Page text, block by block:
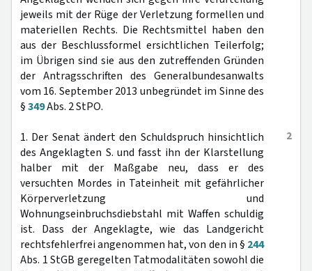
jeweils mit der Rüge der Verletzung formellen und
materiellen Rechts. Die Rechtsmittel haben den
aus der Beschlussformel ersichtlichen Teilerfolg;
im Übrigen sind sie aus den zutreffenden Gründen
der Antragsschriften des Generalbundesanwalts
vom 16. September 2013 unbegründet im Sinne des
§349Abs. 2 StPO.
2
1. Der Senat ändert den Schuldspruch hinsichtlich
des Angeklagten S. und fasst ihn der Klarstellung
halber mit der Maßgabe neu, dass er des
versuchten Mordes in Tateinheit mit gefährlicher
Körperverletzung und
Wohnungseinbruchsdiebstahl mit Waffen schuldig
ist. Dass der Angeklagte, wie das Landgericht
rechtsfehlerfrei angenommen hat, von den in § 244
Abs. 1 StGB geregelten Tatmodalitäten sowohl die